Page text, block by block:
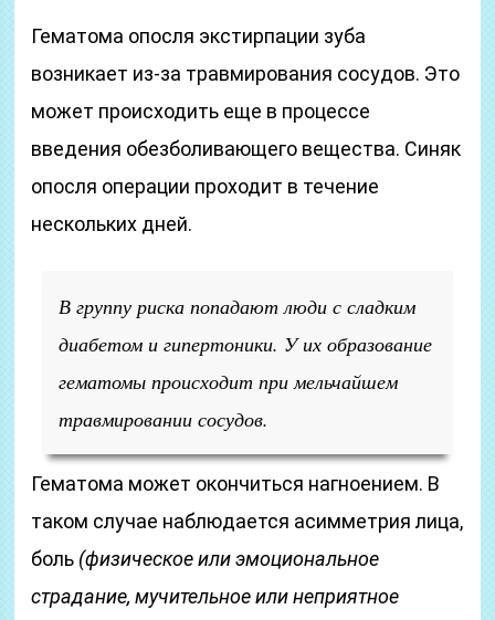
Гематома опосля экстирпации зуба
возникает из-за травмирования сосудов. Это
может происходить еще в процессе
введения обезболивающего вещества. Синяк
опосля операции проходит в течение
нескольких дней.
В группу риска попадают люди с сладким
диабетом и гипертоники. У их образование
гематомы происходит при мельчайшем
травмировании сосудов.
Гематома может окончиться нагноением. В
таком случае наблюдается асимметрия лица,
боль (физическое или эмоциональное
страдание, мучительное или неприятное